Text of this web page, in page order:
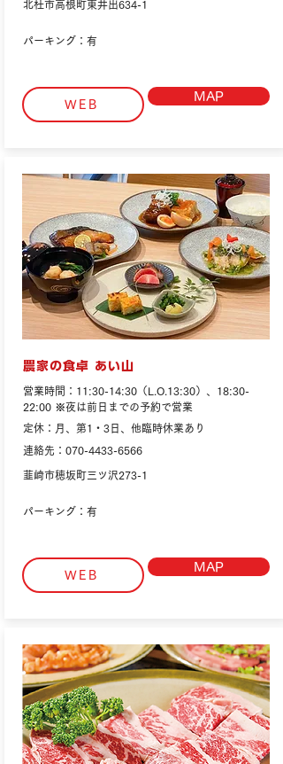
北杜市高根町東井出634-1
パーキング：有
WEB
MAP
農家の食卓 あい山
営業時間：11:30-14:30（L.O.13:30）、18:30-
22:00 ※夜は前日までの予約で営業
定休：月、第1・3日、他臨時休業あり
連絡先：070-4433-6566
韮崎市穂坂町三ツ沢273-1
パーキング：有
WEB
MAP